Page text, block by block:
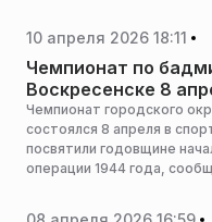
горокруга.
10 апреля 2026 18:11
Чемпионат по
Воскресенске 8
Чемпионат городского
состоялся 8 апреля в
посвятили годовщине
операции 1944 года,